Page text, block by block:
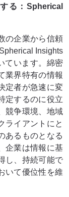
る：Spherical
の企業から信頼
Insights
ています。綿密
業界特有の情報
定者が急速に変
定するのに役立
競争環境、地域
ライアントにと
あるものとなる
企業は情報に基
し、持続可能で
いて優位性を維